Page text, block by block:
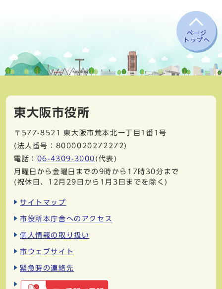
ページ
トップへ
東大阪市役所
〒577-8521
東大阪市荒本北一丁目1番1号
(法人番号：8000020272272)
電話： 06-4309-3000 (代表)
月曜日から金曜日までの9時から17時30分まで
(祝休日、12月29日から1月3日までを除く)
サイトマップ
市役所本庁舎へのアクセス
個人情報の取り扱い
市ウェブサイト
緊急時の連絡先